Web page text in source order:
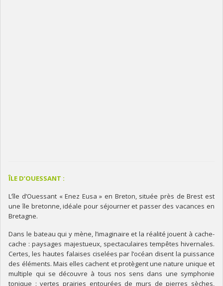
ÎLE D’OUESSANT :
L’île d’Ouessant « Enez Eusa » en Breton, située près de Brest est
une île bretonne, idéale pour séjourner et passer des vacances en
Bretagne.
Dans le bateau qui y mène, l’imaginaire et la réalité jouent à cache-
cache : paysages majestueux, spectaculaires tempêtes hivernales.
Certes, les hautes falaises ciselées par l’océan disent la puissance
des éléments. Mais elles cachent et protègent une nature unique et
multiple qui se découvre à tous nos sens dans une symphonie
tonique : vertes prairies entourées de murs de pierres sèches,